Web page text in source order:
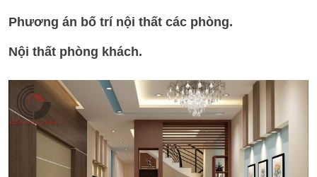
Phương án bố trí nội thất các phòng.
Nội thất phòng khách.